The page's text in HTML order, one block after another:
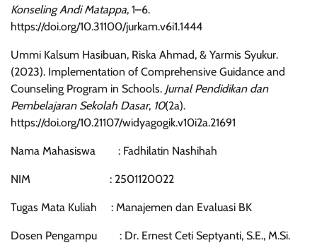
Konseling Andi Matappa, 1–6.
https://doi.org/10.31100/jurkam.v6i1.1444
Ummi Kalsum Hasibuan, Riska Ahmad, & Yarmis Syukur.
(2023). Implementation of Comprehensive Guidance and
Counseling Program in Schools. Jurnal Pendidikan dan
Pembelajaran Sekolah Dasar, 10(2a).
https://doi.org/10.21107/widyagogik.v10i2a.21691
Nama Mahasiswa : Fadhilatin Nashihah
NIM : 2501120022
Tugas Mata Kuliah : Manajemen dan Evaluasi BK
Dosen Pengampu : Dr. Ernest Ceti Septyanti, S.E., M.Si.